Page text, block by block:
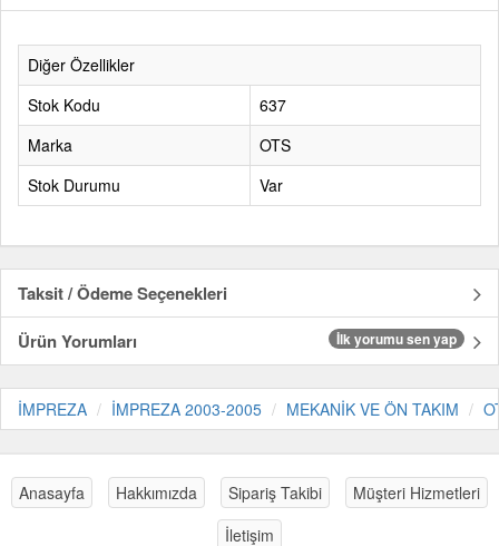
Diğer Özellikler
Stok Kodu
637
Marka
OTS
Stok Durumu
Var
Taksit / Ödeme Seçenekleri
Ürün Yorumları
İlk yorumu sen yap
İMPREZA İMPREZA 2003-2005 MEKANİK VE ÖN TAKIM
Anasayfa Hakkımızda Sipariş Takibi
Müşteri Hizmetleri
İletişim